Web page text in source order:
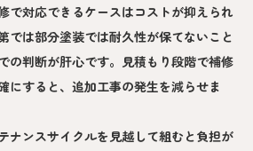
で対応できるケースはコストが抑えられ
では部分塗装では耐久性が保てないこと
の判断が肝心です。見積もり段階で補修
にすると、追加工事の発生を減らせま
ナンスサイクルを見越して組むと負担が